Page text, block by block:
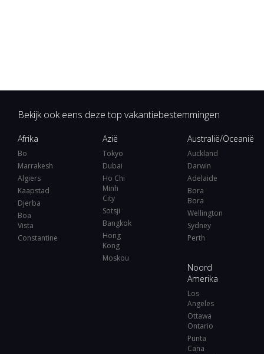
Bekijk ook eens deze top vakantiebestemmingen
Afrika
Bo
Marrakesh
Algiers
Kaapstad
Djerba
Boa
Vista
Constantine
Azië
Tokyo
Dubai
Ho Chi
Minh
City
Sotsji
Bangkok
Hong
Kong
Moskou
Australië/Oceanië
Auckland
Darwin
Adelaide
Bora
Bora
Wellington
Sydney
Perth
Noord
Amerika
Los
Angeles
Ottawa
Ontario
Punta
Cana